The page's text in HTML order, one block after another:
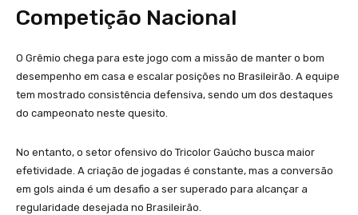
Competição Nacional
O Grêmio chega para este jogo com a missão de manter o bom
desempenho em casa e escalar posições no Brasileirão. A equipe
tem mostrado consistência defensiva, sendo um dos destaques
do campeonato neste quesito.
No entanto, o setor ofensivo do Tricolor Gaúcho busca maior
efetividade. A criação de jogadas é constante, mas a conversão
em gols ainda é um desafio a ser superado para alcançar a
regularidade desejada no Brasileirão.